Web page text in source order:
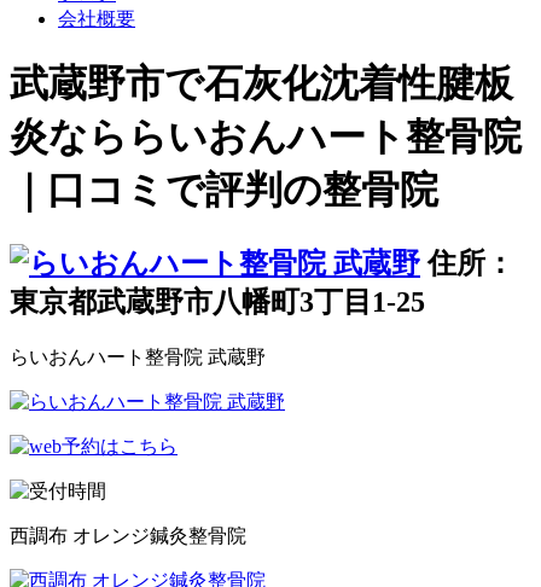
会社概要
武蔵野市で石灰化沈着性腱板
炎なららいおんハート整骨院
｜口コミで評判の整骨院
住所：
東京都武蔵野市八幡町3丁目1-25
らいおんハート整骨院 武蔵野
西調布 オレンジ鍼灸整骨院